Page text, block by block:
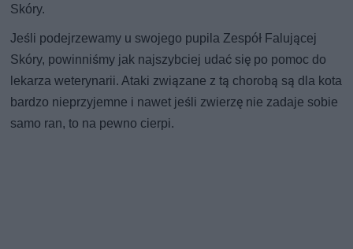
Skóry.
Jeśli podejrzewamy u swojego pupila Zespół Falującej
Skóry, powinniśmy jak najszybciej udać się po pomoc do
lekarza weterynarii. Ataki związane z tą chorobą są dla kota
bardzo nieprzyjemne i nawet jeśli zwierzę nie zadaje sobie
samo ran, to na pewno cierpi.